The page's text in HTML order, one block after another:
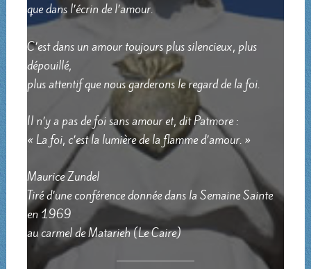
que dans l’écrin de l’amour.
C’est dans un amour toujours plus silencieux, plus
dépouillé,
plus attentif que nous garderons le regard de la foi.
Il n’y a pas de foi sans amour et, dit Patmore :
« La foi, c’est la lumière de la flamme d’amour. »
Maurice Zundel
Tiré d’une conférence donnée dans la Semaine Sainte
en 1969
au carmel de Matarieh (Le Caire)